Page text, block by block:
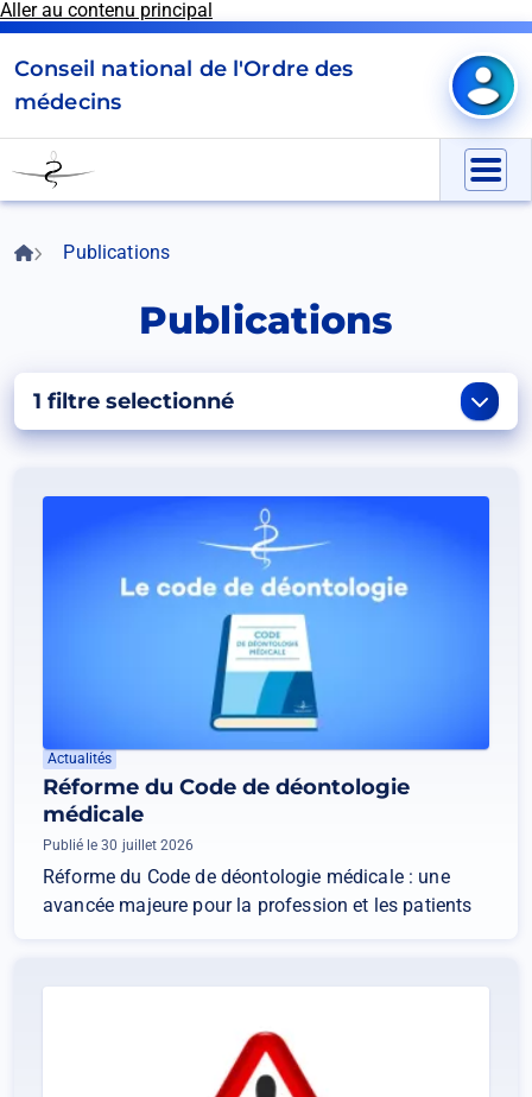
Aller au contenu principal
Menu
to
homepage
Conseil national de l'Ordre des
médecins
Mon
AccueilPublications
Publications
1 filtre selectionné
Actualités
Réforme du Code de déontologie
médicale
Publié le 30 juillet 2026
Réforme du Code de déontologie médicale : une
avancée majeure pour la profession et les patients
Panneau de gestion des cookies